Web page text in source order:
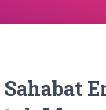
Sahabat